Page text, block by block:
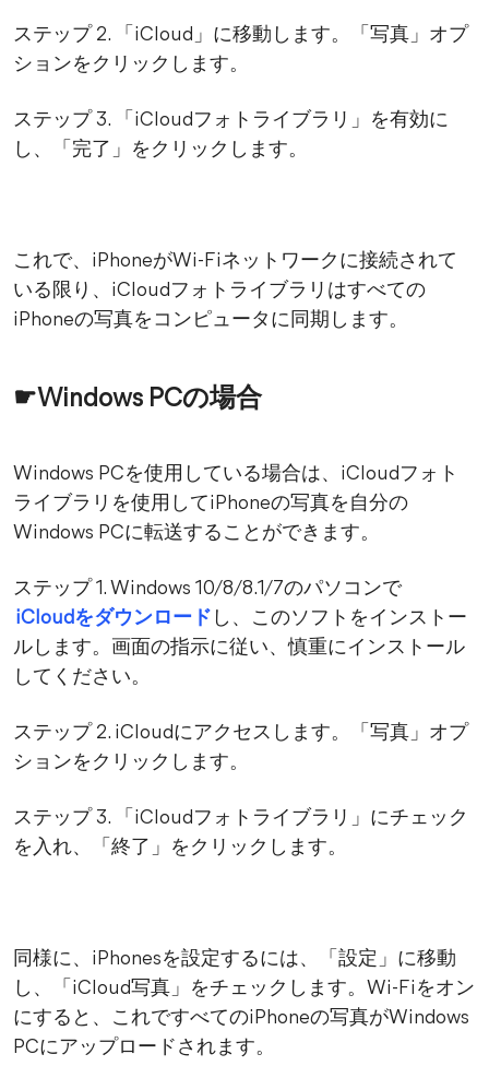
ステップ 2. 「iCloud」に移動します。「写真」オプ
ションをクリックします。
ステップ 3. 「iCloudフォトライブラリ」を有効に
し、「完了」をクリックします。
これで、iPhoneがWi-Fiネットワークに接続されて
いる限り、iCloudフォトライブラリはすべての
iPhoneの写真をコンピュータに同期します。
☛Windows PCの場合
Windows PCを使用している場合は、iCloudフォト
ライブラリを使用してiPhoneの写真を自分の
Windows PCに転送することができます。
ステップ 1. Windows 10/8/8.1/7のパソコンで
iCloudをダウンロード し、このソフトをインストー
ルします。画面の指示に従い、慎重にインストール
してください。
ステップ 2. iCloudにアクセスします。「写真」オプ
ションをクリックします。
ステップ 3. 「iCloudフォトライブラリ」にチェック
を入れ、「終了」をクリックします。
同様に、iPhonesを設定するには、「設定」に移動
し、「iCloud写真」をチェックします。Wi-Fiをオン
にすると、これですべてのiPhoneの写真がWindows
PCにアップロードされます。